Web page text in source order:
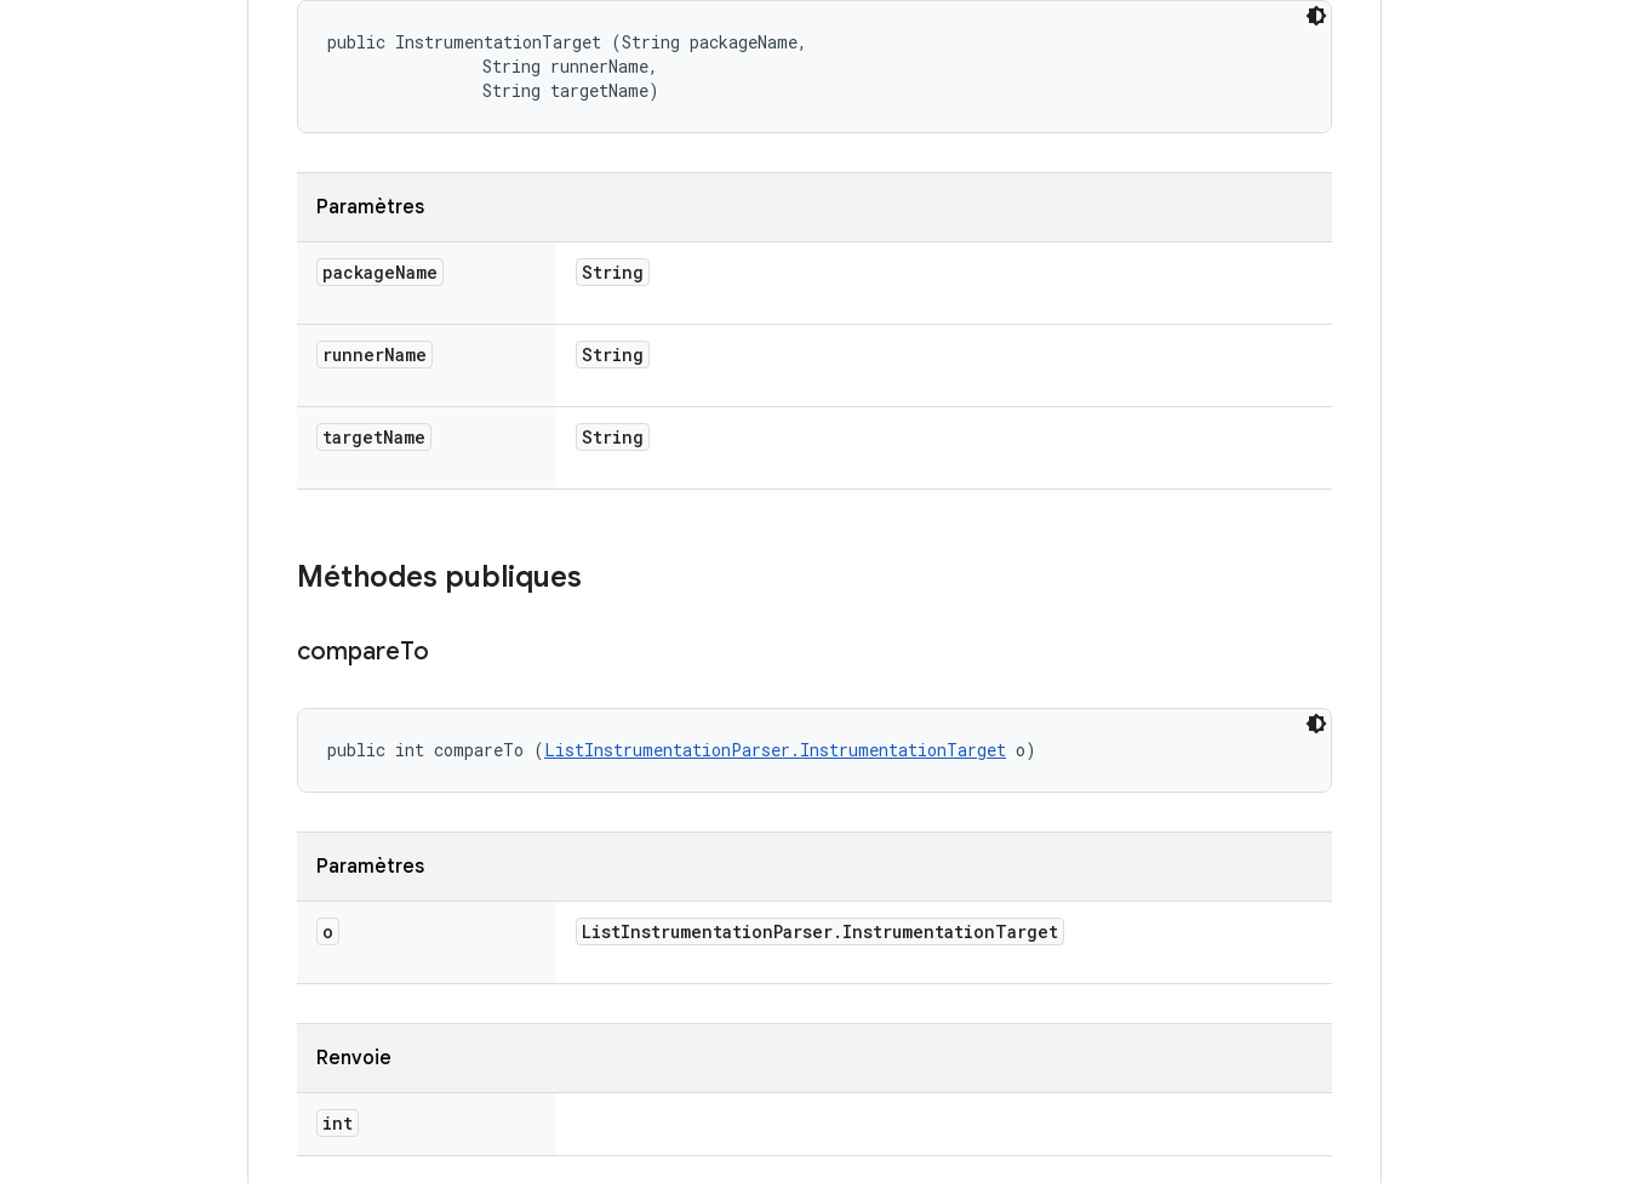
public InstrumentationTarget (String packageName,
                String runnerName,
                String targetName)
Paramètres
packageName String
runnerName String
targetName String
Méthodes publiques
compareTo
public int compareTo (ListInstrumentationParser.InstrumentationTarget o)
Paramètres
o ListInstrumentationParser. InstrumentationTarget
Renvoie
int